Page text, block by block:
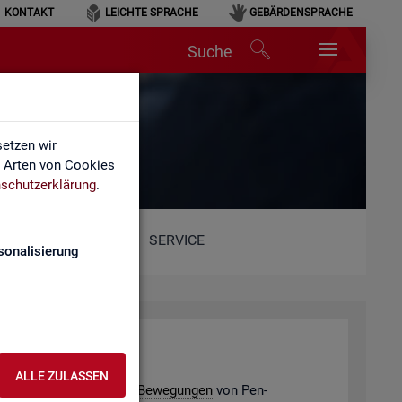
wir
von Cookies
.
ALLE ZULASSEN
KONTAKT LEICHTE SPRACHE GEBÄRDENSPRACHE
Suche
SERVICE
Be­we­gun­genvon Pen­